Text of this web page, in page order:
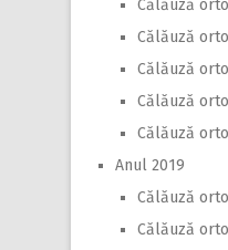
Călăuză
Călăuză
Călăuză
Călăuză
Călăuză
Anul 2019
Călăuză
Călăuză